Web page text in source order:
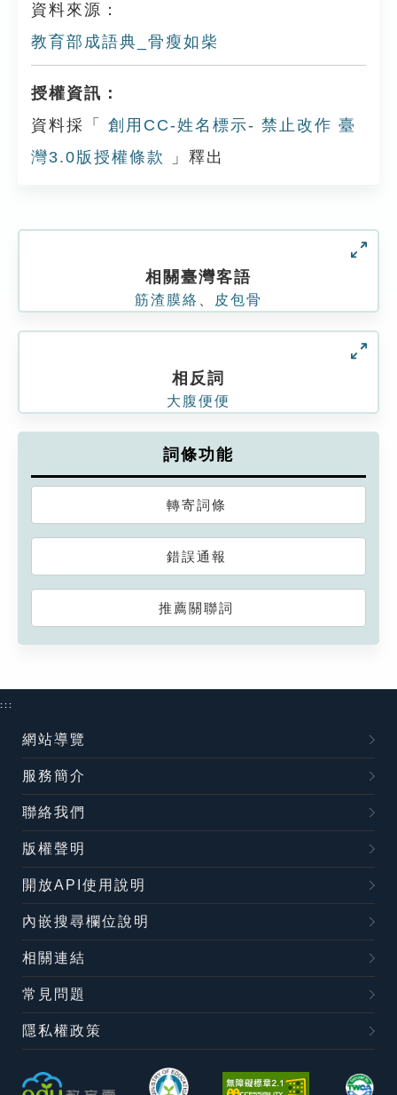
資料來源：
教育部成語典_骨瘦如柴
授權資訊：
資料採「
創用CC-姓名標示- 禁止改作 臺
灣3.0版授權條款
」釋出
相關臺灣客語
筋渣膜絡 皮包骨
相反詞
大腹便便
詞條功能
轉寄詞條
錯誤通報
推薦關聯詞
:::
網站導覽
服務簡介
聯絡我們
版權聲明
開放API使用說明
內嵌搜尋欄位說明
相關連結
常見問題
隱私權政策